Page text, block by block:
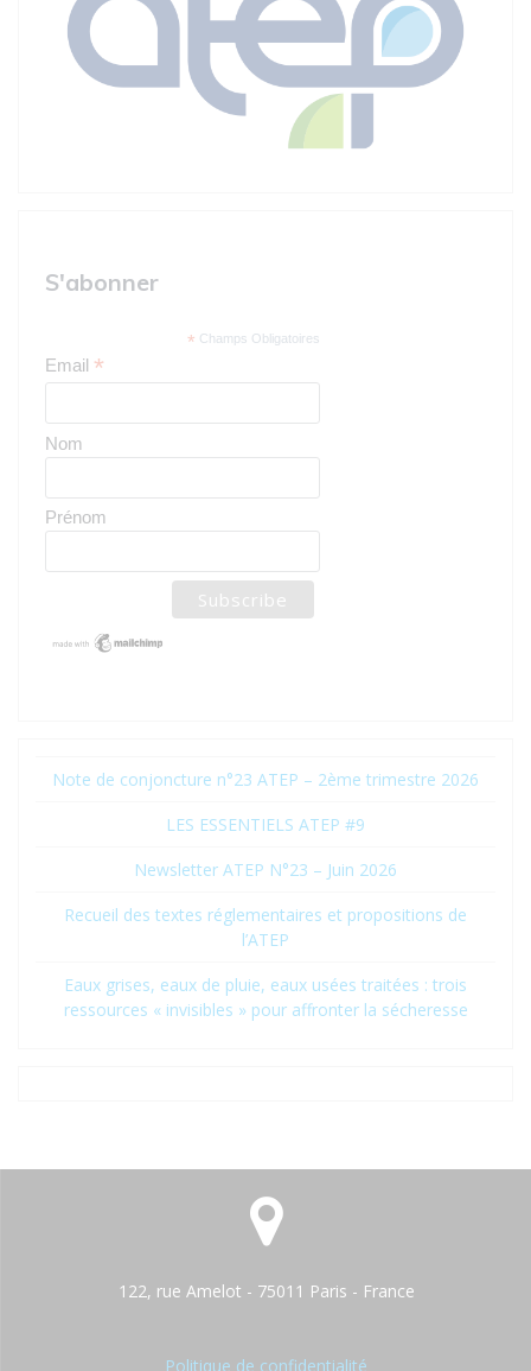
S'abonner
* Champs Obligatoires
Email *
Nom
Prénom
Note de conjoncture n°23 ATEP – 2ème trimestre 2026
LES ESSENTIELS ATEP #9
Newsletter ATEP N°23 – Juin 2026
Recueil des textes réglementaires et propositions de
l’ATEP
Eaux grises, eaux de pluie, eaux usées traitées : trois
ressources « invisibles » pour affronter la sécheresse
122, rue Amelot - 75011 Paris - France
Politique de confidentialité